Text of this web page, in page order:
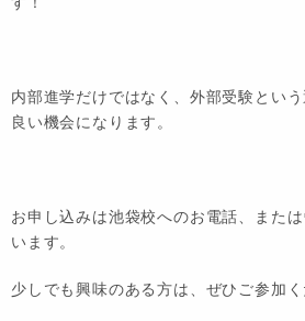
内部進学だけではなく、外部受験とい
良い機会になります。
お申し込みは池袋校へのお電話、また
います。
少しでも興味のある方は、ぜひご参加く